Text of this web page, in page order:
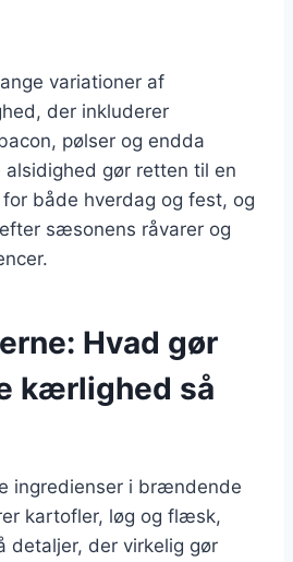
variationer af
der inkluderer
pølser og endda
alsidighed gør retten til en
både hverdag og fest, og
sæsonens råvarer og
Hvad gør
kærlighed så
ingredienser i brændende
kartofler, løg og flæsk,
detaljer, der virkelig gør